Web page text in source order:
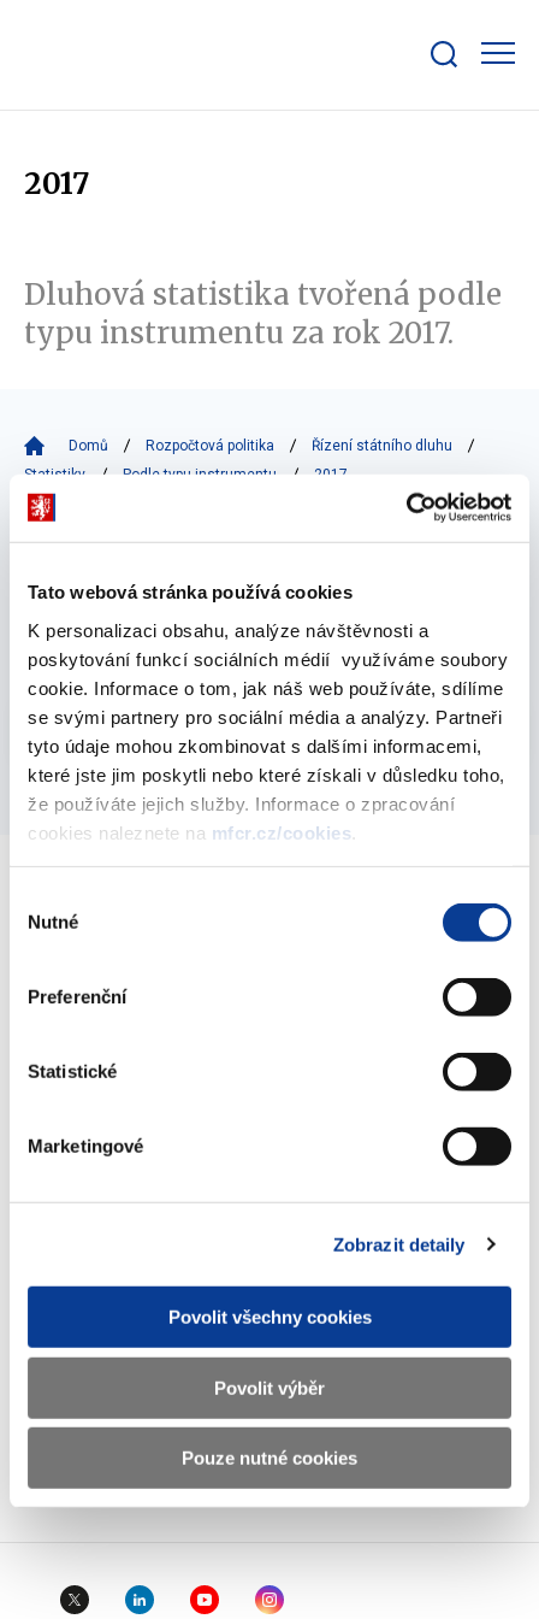
Tato webová stránka používá cookies
K personalizaci obsahu, analýze návštěvnosti a
poskytování funkcí sociálních médií využíváme soubory
cookie. Informace o tom, jak náš web používáte, sdílíme
se svými partnery pro sociální média a analýzy. Partneři
tyto údaje mohou zkombinovat s dalšími informacemi,
které jste jim poskytli nebo které získali v důsledku toho,
že používáte jejich služby. Informace o zpracování
cookies naleznete na mfcr.cz/cookies
souhlasu
Nutné
Preferenční
Statistické
Marketingové
Zobrazit detaily
Povolit všechny cookies
Povolit výběr
Pouze nutné cookies
bar
2017
Dluhová statistika tvořená podle
typu instrumentu za rok 2017.
Domů Rozpočtová politika
Řízení státního dluhu
Statistiky
Podle typu instrumentu 2017
2017
31. ledna 2018
Vyberte
2017
Ministerstvo financí ČR
Adresa Letenská 15, 118 10 Praha
IČO 00006947
Resort financí
Důležité odkazy